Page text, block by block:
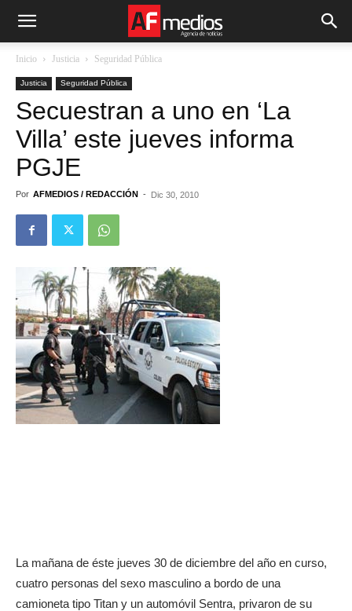
Inicio Justicia Seguridad Pública
Justicia Seguridad Pública
Secuestran a uno en ‘La
Villa’ este jueves informa
PGJE
Por AFMEDIOS / REDACCIÓN - Dic 30, 2010
La mañana de éste jueves 30 de diciembre del año en curso,
cuatro personas del sexo masculino a bordo de una
camioneta tipo Titan y un automóvil Sentra, privaron de su